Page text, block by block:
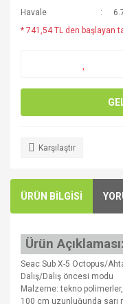
Havale
* 741,54 TL den başlayan
Karşılaştır
ÜRÜN BİLGİSİ
Ürün Açıklaması:
Seac Sub X-5 Octopus/
Dalış/Dalış öncesi modu
Malzeme: tekno
100 cm uzunluğunda sarı